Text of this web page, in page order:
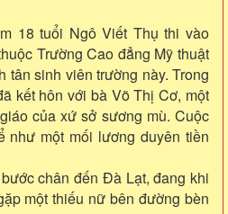
18 tuổi Ngô Viết Thụ thi vào
Trường Cao đẳng Mỹ thuật
tân sinh viên trường này. Trong
kết hôn với bà Võ Thị Cơ, một
của xứ sở sương mù. Cuộc
như một mối lương duyên tiền
chân đến Đà Lạt, đang khi
một thiếu nữ bên đường bèn